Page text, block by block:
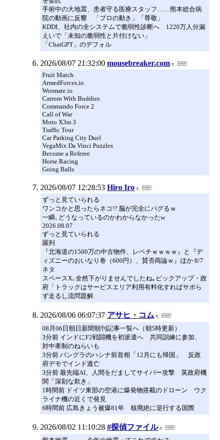
手術中の大地震、患者守る医療スタッフ……熊本総合病
院の動画に反響 「プロの動き」「尊敬」
KDDI、社内の全システムで脆弱性診断へ 1220万人分漏
えいで「未知の脆弱性と片付けない」
「ChatGPT」のデフォル
2026/08/07 21:32:00 mousebreaker.com
Fruit Match
ArmedForces.io
Wormate.io
Carrom With Buddies
Commando Force 2
Call of War
Moto X3m 3
Traffic Tour
Car Parking City Duel
VegaMix Da Vinci Puzzles
Become a Referee
Horse Racing
Going Balls
2026/08/07 12:28:53 Hiro Iro
ずっと見ていられる
ワンコかと思ったらネコ!? 脳が完全にバグるｗ
一瞬､どうなっているのかわからなかったw
2026.08.07
ずっと見ていられる
羅列
『北海道の1500万の中古物件、レベチｗｗｗｗ』と『デ
ィズニーのおいなり巻（600円）、賛否両論ｗ』ほか 8/7
ネタ
スペースX､全然下がりませんでしたね｡ピックアップ・政
府「トラックはサービスエリア利用有料化すればサボら
ず走るし流問題解.
2026/08/06 06:07:37 アサヒ・コム
08月06日朝日新聞朝刊記事一覧へ（朝5時更新）
3分前 インドにF2戦闘機を初派遣へ 共同訓練に参加、
対中牽制のねらいも
3分前 バングラのハシナ前首相「12月にも帰国」 反政
府デモでインド逃亡
3分前 最先端AI、人間をだましてサイバー攻撃 英政府機
関「深刻な欺き」
1時間前 ドイツ東部の空港に爆発物搭載のドローン ウク
ライナ機の近くで発見
6時間前 広島きょう被爆81年 核廃絶に逆行する国際
2026/08/02 11:10:28 #探偵ファイル